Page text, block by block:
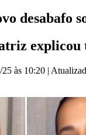
desabafo
25 às 10:20 |